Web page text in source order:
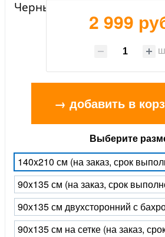
Черный флаг Северного
2 999
→ добавить в
Выберите